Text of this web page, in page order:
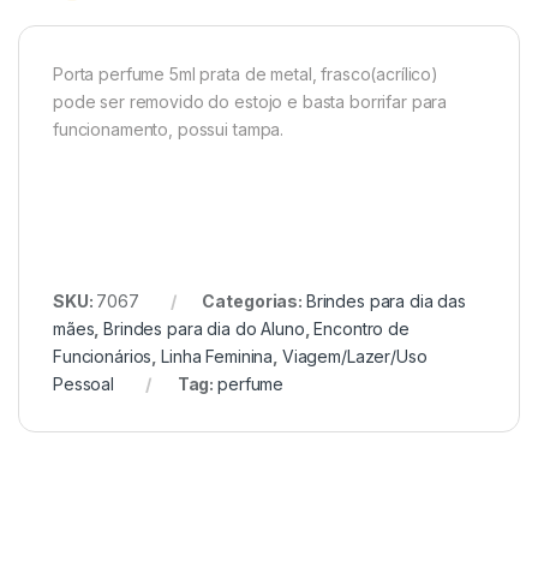
Porta perfume 5ml prata de metal, frasco(acrílico)
pode ser removido do estojo e basta borrifar para
funcionamento, possui tampa.
SKU: 7067 Categorias: Brindes para dia das
mães ,Brindes para dia do Aluno ,Encontro de
Funcionários ,Linha Feminina Viagem/Lazer/Uso
Pessoal
Tag:perfume